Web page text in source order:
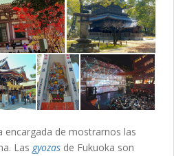
encargada de mostrarnos las
Las gyozas de Fukuoka son